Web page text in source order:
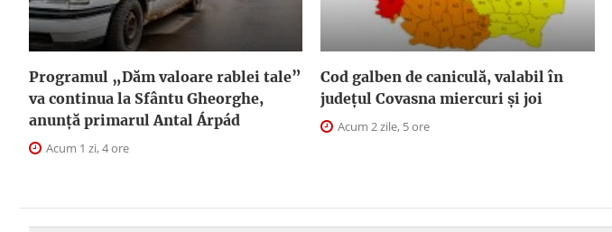
Programul „Dăm valoare rablei tale”
va continua la Sfântu Gheorghe,
anunţă primarul Antal Árpád
Acum 1 zi, 4 ore
Cod galben de caniculă, valabil în
judeţul Covasna miercuri și joi
Acum 2 zile, 5 ore